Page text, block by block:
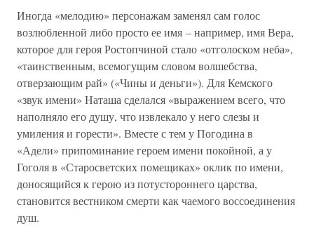
Иногда «мелодию» персонажам заменял сам голос
возлюбленной либо просто ее имя – например, имя Вера,
которое для героя Ростопчиной стало «отголоском неба»,
«таинственным, всемогущим словом волшебства,
отверзающим рай» («Чины и деньги»). Для Кемского
«звук имени» Наташа сделался «выражением всего, что
наполняло его душу, что извлекало у него слезы и
умиления и горести». Вместе с тем у Погодина в
«Адели» припоминание героем имени покойной, а у
Гоголя в «Старосветских помещиках» оклик по имени,
доносящийся к герою из потустороннего царства,
становится вестником смерти как чаемого воссоединения
душ.